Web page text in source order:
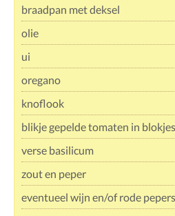
braadpan met deksel
olie
ui
oregano
knoflook
blikje gepelde tomaten in blokjes
verse basilicum
zout en peper
eventueel wijn en/of rode pepers